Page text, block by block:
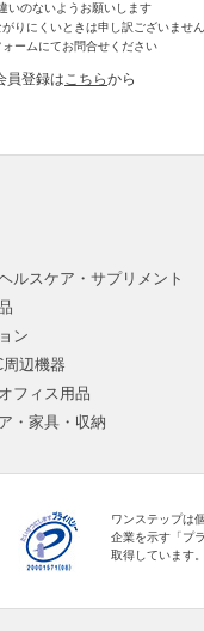
いのないようお願いします
りにくいときは申し訳ございません
ォームにてお問合せください
員登録はこちらから
ルスケア・サプリメント
ン
辺機器
フィス用品
・家具・収納
ワンステップは
企業を示す「プ
取得しています。